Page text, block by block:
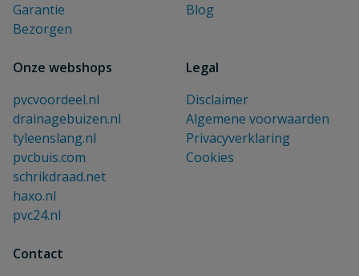
Garantie
Bezorgen
Blog
Onze webshops
pvcvoordeel.nl
drainagebuizen.nl
tyleenslang.nl
pvcbuis.com
schrikdraad.net
haxo.nl
pvc24.nl
Legal
Disclaimer
Algemene voorwaarden
Privacyverklaring
Cookies
Contact